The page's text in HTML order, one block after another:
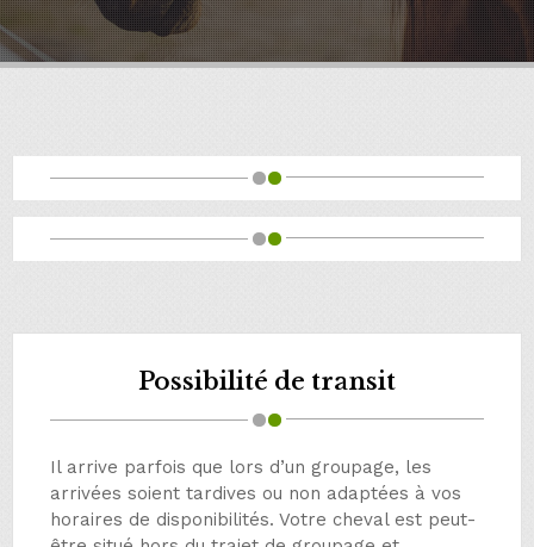
Possibilité de transit
Il arrive parfois que lors d’un groupage, les
arrivées soient tardives ou non adaptées à vos
horaires de disponibilités. Votre cheval est peut-